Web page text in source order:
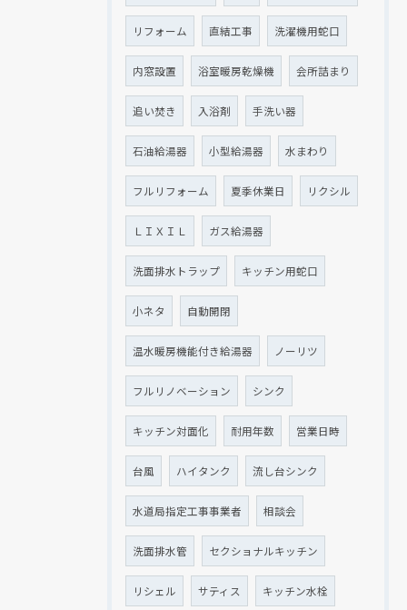
リフォーム 直結工事 洗濯機用蛇口
内窓設置 浴室暖房乾燥機 会所詰まり
追い焚き 入浴剤 手洗い器
石油給湯器 小型給湯器 水まわり
フルリフォーム 夏季休業日 リクシル
ＬＩＸＩＬ ガス給湯器
洗面排水トラップ キッチン用蛇口
小ネタ 自動開閉
温水暖房機能付き給湯器 ノーリツ
フルリノベーション シンク
キッチン対面化 耐用年数 営業日時
台風 ハイタンク 流し台シンク
水道局指定工事事業者 相談会
洗面排水管 セクショナルキッチン
リシェル サティス キッチン水栓